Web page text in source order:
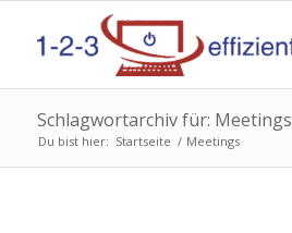
Schlagwortarchiv für: Meetings
Du bist hier: Startseite / Meetings